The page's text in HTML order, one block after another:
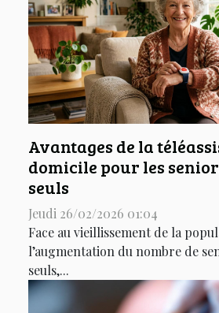
Avantages de la
domicile pour les
seuls
Jeudi 26/02/2026 01:04
Face au vieillissement de la
l’augmentation du nombre de
seuls,...